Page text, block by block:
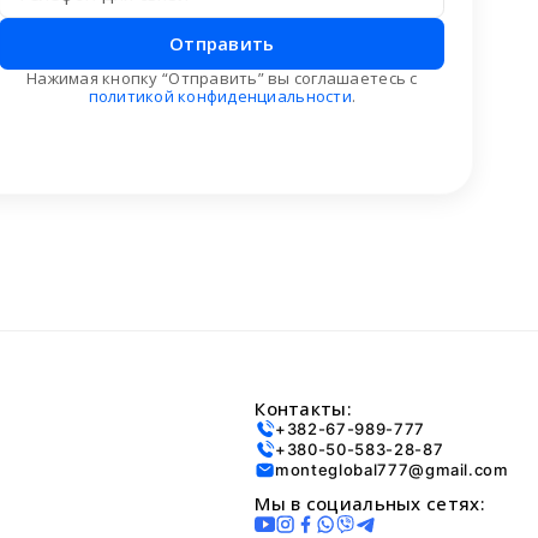
Отправить
Нажимая кнопку “Отправить” вы соглашаетесь с
политикой конфиденциальности.
Контакты:
+382-67-989-777
+380-50-583-28-87
monteglobal777@gmail.com
Мы в социальных сетях: